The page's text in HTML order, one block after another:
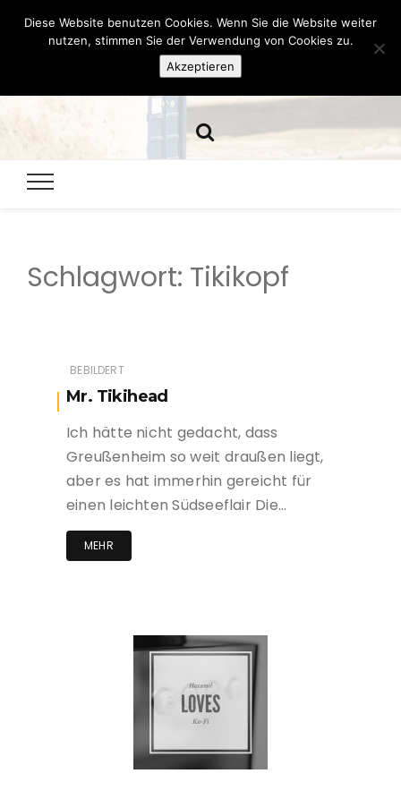
Hazamelistan
Schlagwort: Tikikopf
BEBILDERT
Mr. Tikihead
Ich hätte nicht gedacht, dass
Greußenheim so weit draußen liegt,
aber es hat immerhin gereicht für
einen leichten Südseeflair Die…
MEHR
Diese Website benutzen Cookies. Wenn Sie die Website weiter
nutzen, stimmen Sie der Verwendung von Cookies zu.
Akzeptieren